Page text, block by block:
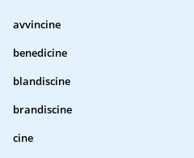
avvincine
benedicine
blandiscine
brandiscine
cine